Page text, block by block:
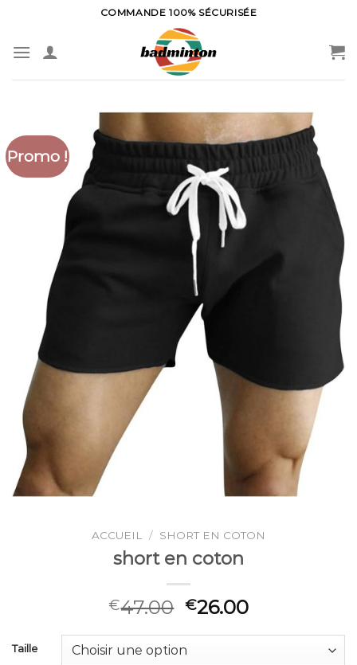
content
COMMANDE 100% SÉCURISÉE
Promo !
ACCUEIL / SHORT EN COTON
short en coton
€47.00 €26.00
Taille